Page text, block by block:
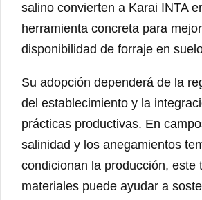
salino convierten a Karai INTA
herramienta concreta para
disponibilidad de forraje en
Su adopción dependerá de la
del establecimiento y la
prácticas productivas. En
salinidad y los anegamientos
condicionan la producción, este
materiales puede ayudar a